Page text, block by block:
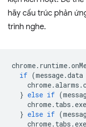
hãy cấu trúc phản
trình nghe.
chrome. runtime.
if (message.data
chrome.alarms .
} else if (
chrome. tabs .
} else if (
chrome. tabs .